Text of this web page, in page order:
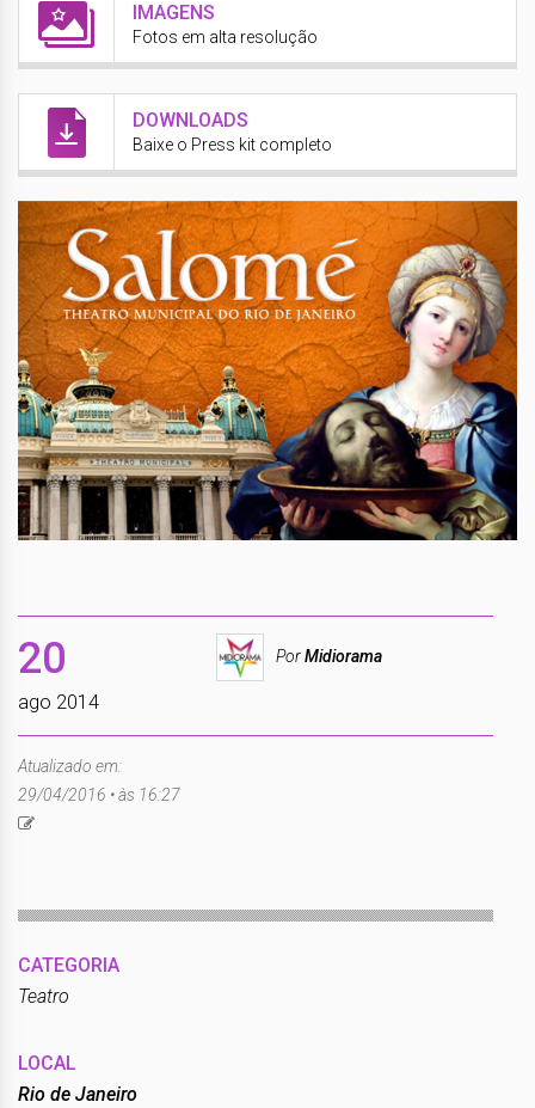
IMAGENS
Fotos em alta resolução
DOWNLOADS
Baixe o Press kit completo
20
ago 2014
PorMidiorama
Atualizado em:
29/04/2016 • às 16:27
CATEGORIA
Teatro
LOCAL
Rio de Janeiro